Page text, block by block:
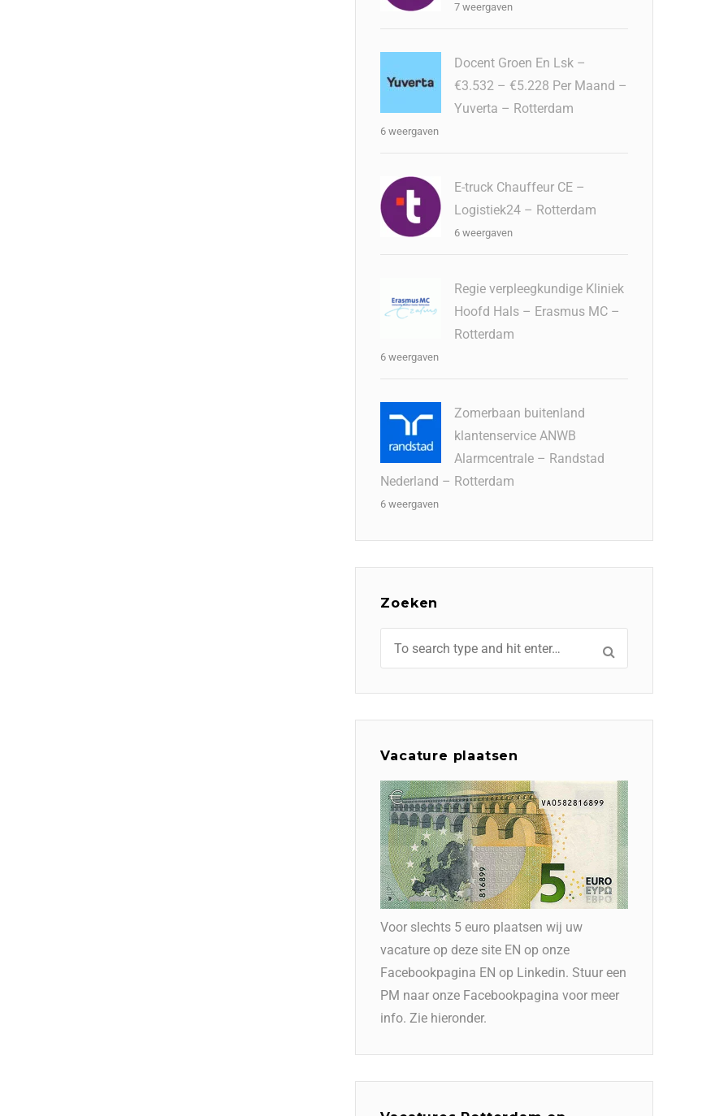
7 weergaven
Docent Groen En Lsk –
€3.532 – €5.228 Per Maand –
Yuverta – Rotterdam
6 weergaven
E-truck Chauffeur CE –
Logistiek24 – Rotterdam
6 weergaven
Regie verpleegkundige Kliniek
Hoofd Hals – Erasmus MC –
Rotterdam
6 weergaven
Zomerbaan buitenland
klantenservice ANWB
Alarmcentrale – Randstad
Nederland – Rotterdam
6 weergaven
Zoeken
Vacature plaatsen
Voor slechts 5 euro plaatsen wij uw
vacature op deze site EN op onze
Facebookpagina EN op Linkedin. Stuur een
PM naar onze Facebookpagina voor meer
info. Zie hieronder.